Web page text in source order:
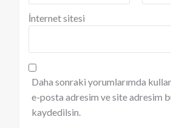
İnternet sitesi
Daha sonraki yorumlarımda
e-posta adresim ve site adresim
kaydedilsin.